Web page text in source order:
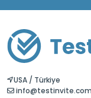
USA / Türkiye
info@testinvite.com